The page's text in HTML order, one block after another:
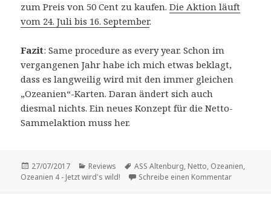
zum Preis von 50 Cent zu kaufen.Die Aktion läuft
vom 24. Juli bis 16. September.
Fazit: Same procedure as every year. Schon im
vergangenen Jahr habe ich mich etwas beklagt,
dass es langweilig wird mit den immer gleichen
„Ozeanien“-Karten. Daran ändert sich auch
diesmal nichts. Ein neues Konzept für die Netto-
Sammelaktion muss her.
Veröffentlicht
am
27/07/2017 Kategorien
Reviews Schlagwörter
ASS Altenburg, Netto, Ozeanien,
Ozeanien 4 - Jetzt wird's wild!
Schreibe einen Kommentarzu